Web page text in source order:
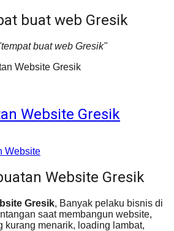
buat web Gresik
buat web Gresik"
Website Gresik
Website
Website Gresik
Gresik, Banyak pelaku bisnis di
saat membangun website,
kurang menarik, loading lambat,